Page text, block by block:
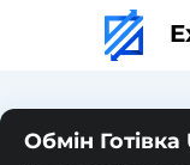
Обмін